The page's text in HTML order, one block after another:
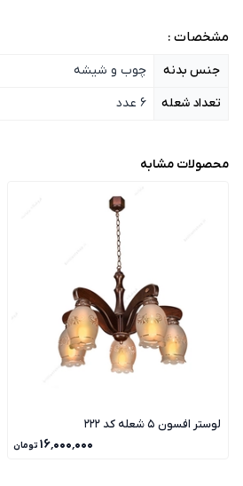
مشخصات :
جنس بدنه
چوب و شیشه
تعداد شعله
6 عدد
محصولات مشابه
لوستر افسون 5 شعله کد 222
۱۶٬۰۰۰٬۰۰۰ تومان